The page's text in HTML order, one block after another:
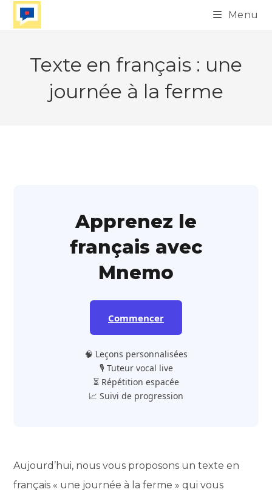
Skip
Menu
Texte en français : une
journée à la ferme
Apprenez le
français avec
Mnemo
Commencer
🧠 Leçons personnalisées
🎙️ Tuteur vocal live
⏳ Répétition espacée
📈 Suivi de progression
Aujourd’hui, nous vous proposons un texte en
français « une journée à la ferme » qui vous